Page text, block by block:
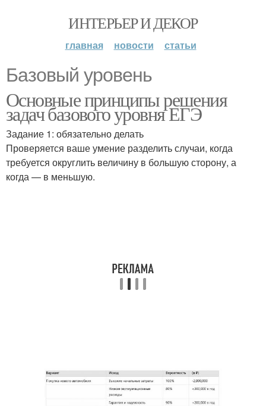
ИНТЕРЬЕР И ДЕКОР
главная новости статьи
Базовый уровень
Основные принципы решения
задач базового уровня ЕГЭ
Задание 1: обязательно делать
Проверяется ваше умение разделить случаи, когда
требуется округлить величину в большую сторону, а
когда — в меньшую.